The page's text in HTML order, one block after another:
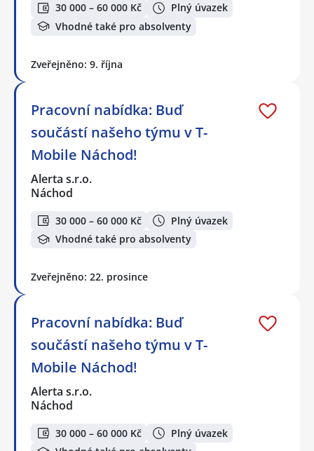
30 000 – 60 000 Kč
Plný úvazek
Vhodné také pro absolventy
Zveřejněno: 9. října
Pracovní nabídka: Buď
součástí našeho týmu v T-
Mobile Náchod!
Alerta s.r.o.
Náchod
30 000 – 60 000 Kč
Plný úvazek
Vhodné také pro absolventy
Zveřejněno: 22. prosince
Pracovní nabídka: Buď
součástí našeho týmu v T-
Mobile Náchod!
Alerta s.r.o.
Náchod
30 000 – 60 000 Kč
Plný úvazek